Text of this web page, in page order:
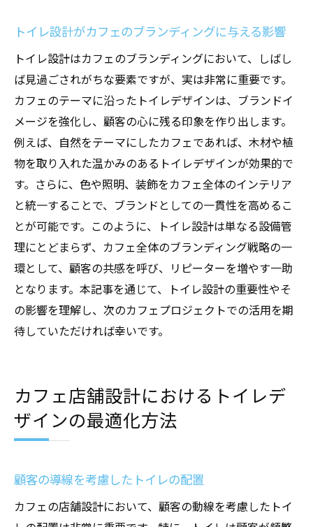
トイレ設計がカフェのブランディングに与える影響
トイレ設計はカフェのブランディングにおいて、しばし
ば見過ごされがちな要素ですが、実は非常に重要です。
カフェのテーマに沿ったトイレデザインは、ブランドイ
メージを強化し、顧客の心に残る印象を作り出します。
例えば、自然をテーマにしたカフェであれば、木材や植
物を取り入れた温かみのあるトイレデザインが効果的で
す。さらに、色や照明、装飾をカフェ全体のインテリア
と統一することで、ブランドとしての一貫性を高めるこ
とが可能です。このように、トイレ設計は単なる設備管
理にとどまらず、カフェ全体のブランディング戦略の一
環として、顧客の共感を呼び、リピーターを増やす一助
となります。本記事を通じて、トイレ設計の重要性やそ
の影響を理解し、次のカフェプロジェクトでの活用を期
待していただければ幸いです。
カフェ店舗設計におけるトイレデ
ザインの最適化方法
顧客の導線を考慮したトイレの配置
カフェの店舗設計において、顧客の動線を考慮したトイ